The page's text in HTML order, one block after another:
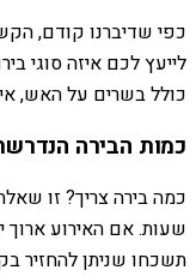
כפי שדיברנו קודם,
לייעץ לכם איזה סוגי
כולל בשרים על האש,
כמות הבירה
שעות. אם האירוע ארוך
תשכחו שניתן להחזיר